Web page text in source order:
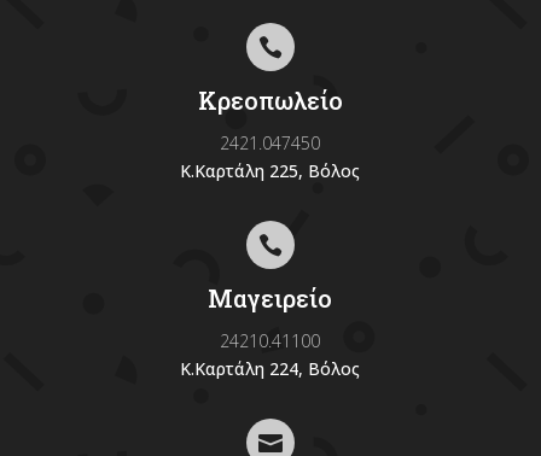

Κρεοπωλείο
2421.047450
Κ.Καρτάλη 225, Βόλος

Μαγειρείο
24210.41100
Κ.Καρτάλη 224, Βόλος
